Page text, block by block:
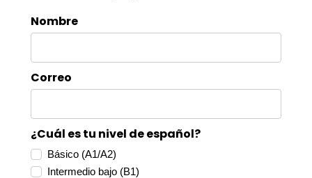
Nombre
Correo
¿Cuál es tu nivel de español?
Básico (A1/A2)
Intermedio bajo (B1)